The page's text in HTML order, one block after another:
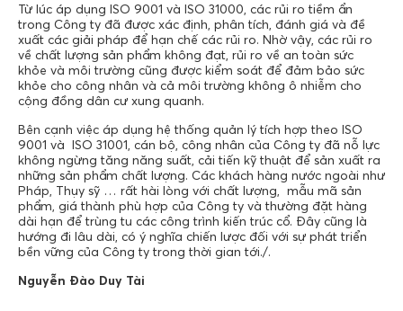
Từ lúc áp dụng ISO 9001 và ISO 31000, các rủi ro tiềm ẩn
trong Công ty đã được xác định, phân tích, đánh giá và đề
xuất các giải pháp để hạn chế các rủi ro. Nhờ vậy, các rủi ro
về chất lượng sản phẩm không đạt, rủi ro về an toàn sức
khỏe và môi trường cũng được kiểm soát để đảm bảo sức
khỏe cho công nhân và cả môi trường không ô nhiễm cho
cộng đồng dân cư xung quanh.
Bên cạnh việc áp dụng hệ thống quản lý tích hợp theo ISO
9001 và ISO 31001, cán bộ, công nhân của Công ty đã nỗ lực
không ngừng tăng năng suất, cải tiến kỹ thuật để sản xuất ra
những sản phẩm chất lượng. Các khách hàng nước ngoài như
Pháp, Thụy sỹ … rất hài lòng với chất lượng, mẫu mã sản
phẩm, giá thành phù hợp của Công ty và thường đặt hàng
dài hạn để trùng tu các công trình kiến trúc cổ. Đây cũng là
hướng đi lâu dài, có ý nghĩa chiến lược đối với sự phát triển
bền vững của Công ty trong thời gian tới./.
Nguyễn Đào Duy Tài